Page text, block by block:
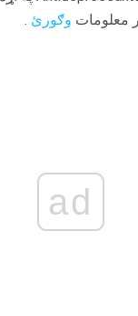
معلومات وګورئ .
ad